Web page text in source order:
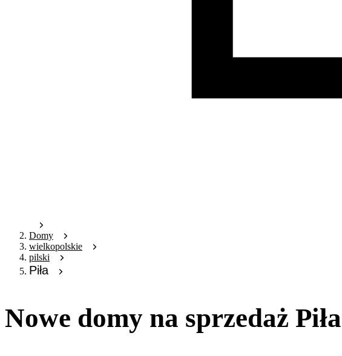
Domy
wielkopolskie
pilski
Piła
Nowe domy na sprzedaż Piła